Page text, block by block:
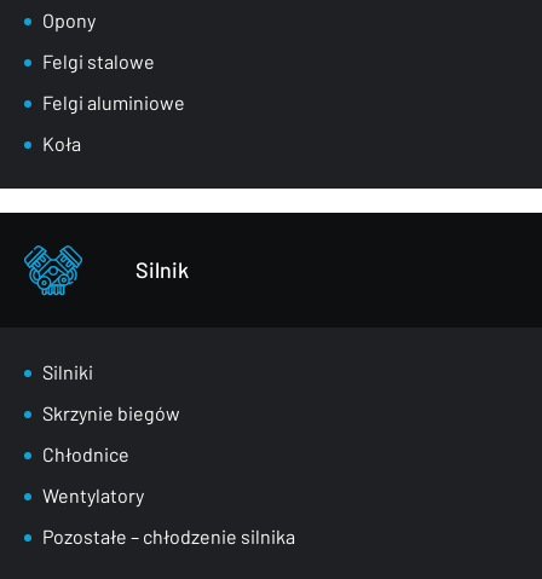
Lusterka
Maski
Nadkola
Pasy przednie
Zderzaki
Pozostałe – części karoserii
Opony
Felgi stalowe
Felgi aluminiowe
Koła
Silnik
Silniki
Skrzynie biegów
Chłodnice
Wentylatory
Pozostałe – chłodzenie silnika